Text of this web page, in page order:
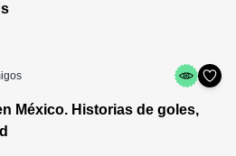
México. Historias de goles,